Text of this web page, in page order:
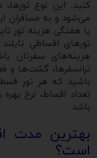
کنید. این نوع
می‌شود و به مسافران
یا هفتگی هزینه تور
تورهای اقساطی
هزینه‌های سفرتان
ترانسفرها، گشت‌ها و
باشید که هر تور
تعداد اقساط، نرخ
باشد.
بهترین مدت
است؟